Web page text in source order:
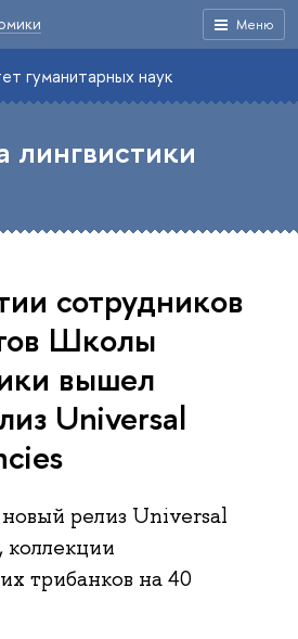
Меню
гуманитарных наук
сотрудников
Школы
вышел
Universal
релиз Universal
коллекции
трибанков на 40